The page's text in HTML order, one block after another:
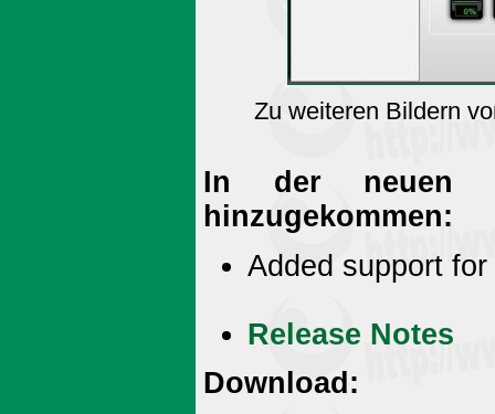
Zu weiteren Bildern
In der neuen
hinzugekommen:
Added support for
Release Notes
Download: